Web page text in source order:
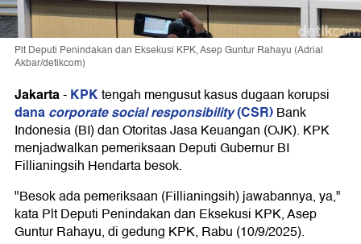
Plt Deputi Penindakan dan Eksekusi KPK, Asep Guntur Rahayu (Adrial
Akbar/detikcom)
Jakarta-KPKtengah mengusut kasus dugaan korupsi
danacorporate social responsibility(CSR)Bank
Indonesia (BI) dan Otoritas Jasa Keuangan (OJK). KPK
menjadwalkan pemeriksaan Deputi Gubernur BI
Fillianingsih Hendarta besok.
"Besok ada pemeriksaan (Fillianingsih) jawabannya, ya,"
kata Plt Deputi Penindakan dan Eksekusi KPK, Asep
Guntur Rahayu, di gedung KPK, Rabu (10/9/2025).